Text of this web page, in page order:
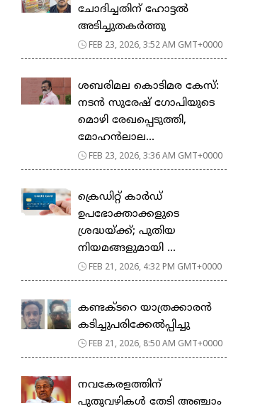
ചോദിച്ചതിന് ഹോട്ടൽ
അടിച്ചുതകർത്തു
FEB 23, 2026, 3:52 AM GMT+0000
ശബരിമല കൊടിമര കേസ്:
നടൻ സുരേഷ് ഗോപിയുടെ
മൊഴി രേഖപ്പെടുത്തി,
മോഹൻലാല...
FEB 23, 2026, 3:36 AM GMT+0000
ക്രെഡിറ്റ് കാർഡ്
ഉപഭോക്താക്കളുടെ
ശ്രദ്ധയ്ക്ക്; പുതിയ
നിയമങ്ങളുമായി ...
FEB 21, 2026, 4:32 PM GMT+0000
കണ്ടക്ടറെ യാത്രക്കാരൻ
കടിച്ചുപരിക്കേൽപ്പിച്ചു
FEB 21, 2026, 8:50 AM GMT+0000
നവകേരളത്തിന്
പുതുവഴികൾ തേടി അഞ്ചാം